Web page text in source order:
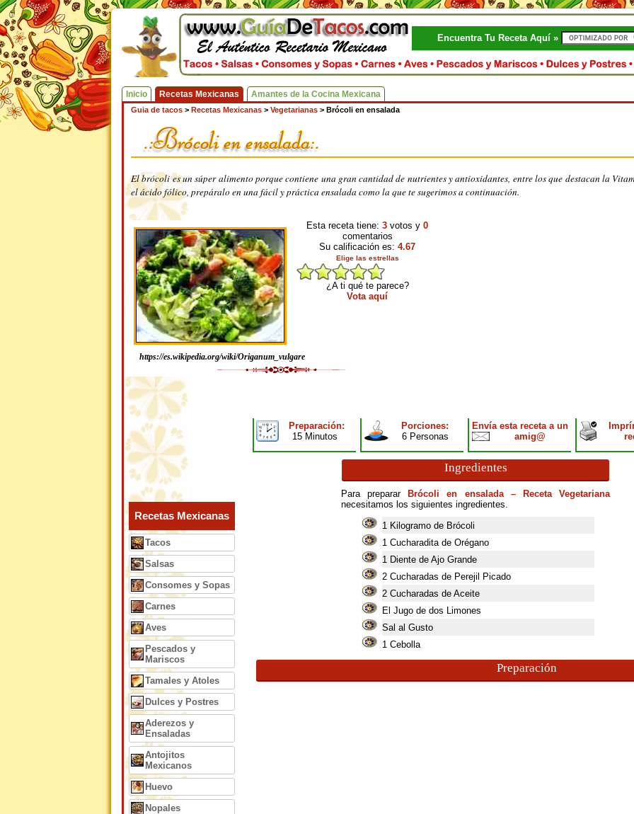
Encuentra Tu Receta Aquí »
Inicio Recetas Mexicanas Amantes de la Cocina Mexicana
Guia de tacos > Recetas Mexicanas > Vegetarianas > Brócoli en ensalada
El brócoli es un súper alimento porque contiene una gran cantidad de nutrientes y antioxidantes, entre los que destacan la
el ácido fólico, prepáralo en una fácil y práctica ensalada como la que te sugerimos a continuación.
https://es.wikipedia.org/wiki/Origanum_vulgare
Esta receta tiene: 3 votos y 0
comentarios
Su calificación es: 4.67
Elige las estrellas
¿A ti qué te parece?
Vota aquí
Preparación:
15 Minutos
Porciones:
6 Personas
Envía esta receta a un
amig@
Ingredientes
Para preparar
Brócoli en ensalada – Receta Vegetariana
necesitamos los siguientes ingredientes.
1 Kilogramo de Brócoli
1 Cucharadita de Orégano
1 Diente de Ajo Grande
2 Cucharadas de Perejil Picado
2 Cucharadas de Aceite
El Jugo de dos Limones
Sal al Gusto
1 Cebolla
Preparación
Recetas Mexicanas
Tacos
Salsas
Consomes y Sopas
Carnes
Aves
Pescados y
Mariscos
Tamales y Atoles
Dulces y Postres
Aderezos y
Ensaladas
Antojitos
Mexicanos
Huevo
Nopales